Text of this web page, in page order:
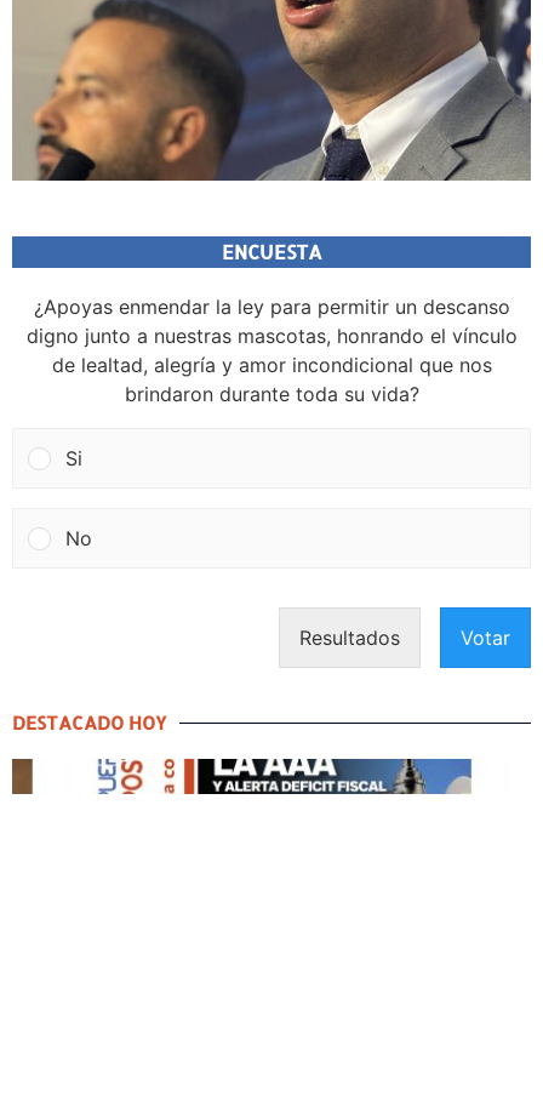
ENCUESTA
¿Apoyas enmendar la ley para permitir un descanso
digno junto a nuestras mascotas, honrando el vínculo
de lealtad, alegría y amor incondicional que nos
brindaron durante toda su vida?
Si
No
Resultados Votar
DESTACADO HOY